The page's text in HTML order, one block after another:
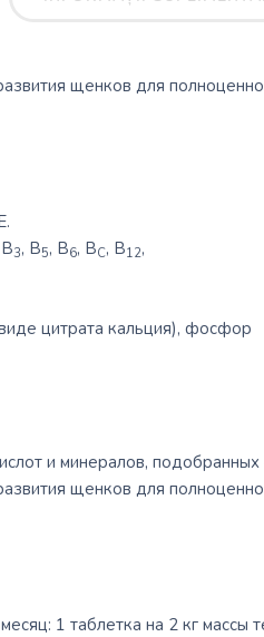
щенков для
3, В5, В6, ВС, В12,
цитрата кальция), фосфор
и минералов,
щенков для
1 таблетка на 2 кг массы